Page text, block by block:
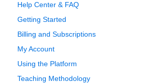
Help Center & FAQ
Getting Started
Billing and Subscriptions
My Account
Using the Platform
Teaching Methodology